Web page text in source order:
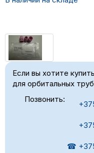
Если вы хотите
для орбитальных
Позвонить:
☎